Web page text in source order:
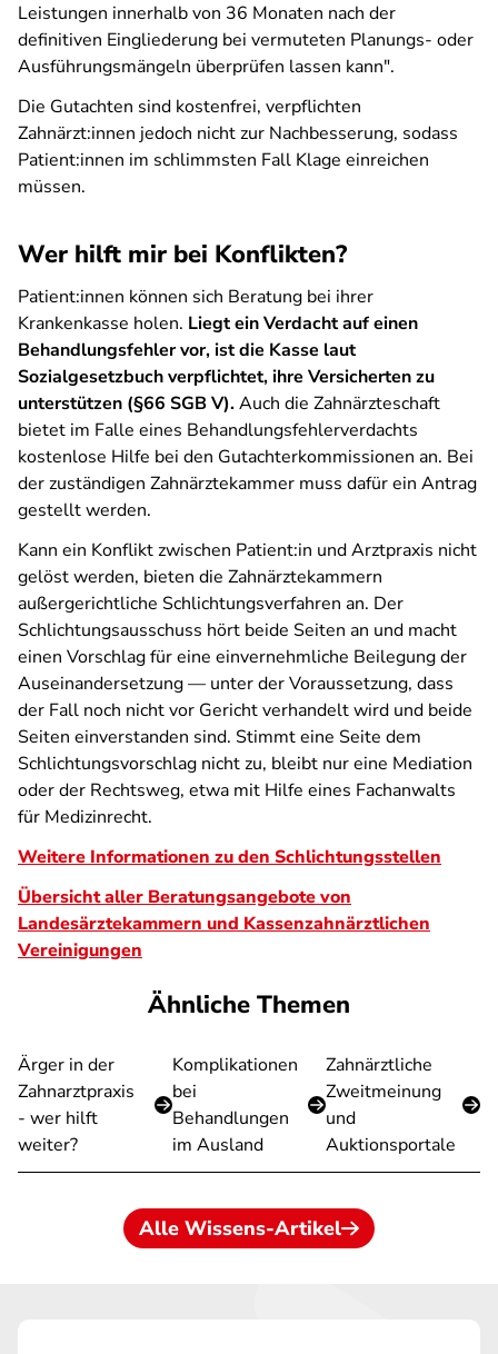
Leistungen innerhalb von 36 Monaten nach der
definitiven Eingliederung bei vermuteten Planungs- oder
Ausführungsmängeln überprüfen lassen kann".
Die Gutachten sind kostenfrei, verpflichten
Zahnärzt:innen jedoch nicht zur Nachbesserung, sodass
Patient:innen im schlimmsten Fall Klage einreichen
müssen.
Wer hilft mir bei Konflikten?
Patient:innen können sich Beratung bei ihrer
Krankenkasse holen. Liegt ein Verdacht auf einen
Behandlungsfehler vor, ist die Kasse laut
Sozialgesetzbuch verpflichtet, ihre Versicherten zu
unterstützen (§66 SGB V).Auch die Zahnärzteschaft
bietet im Falle eines Behandlungsfehlerverdachts
kostenlose Hilfe bei den Gutachterkommissionen an. Bei
der zuständigen Zahnärztekammer muss dafür ein Antrag
gestellt werden.
Kann ein Konflikt zwischen Patient:in und Arztpraxis nicht
gelöst werden, bieten die Zahnärztekammern
außergerichtliche Schlichtungsverfahren an. Der
Schlichtungsausschuss hört beide Seiten an und macht
einen Vorschlag für eine einvernehmliche Beilegung der
Auseinandersetzung — unter der Voraussetzung, dass
der Fall noch nicht vor Gericht verhandelt wird und beide
Seiten einverstanden sind. Stimmt eine Seite dem
Schlichtungsvorschlag nicht zu, bleibt nur eine Mediation
oder der Rechtsweg, etwa mit Hilfe eines Fachanwalts
für Medizinrecht.
Weitere Informationen zu den Schlichtungsstellen
Übersicht aller Beratungsangebote von
Landesärztekammern und Kassenzahnärztlichen
Vereinigungen
Ähnliche Themen
Ärger in der
Zahnarztpraxis
- wer hilft
weiter?
Komplikationen
bei
Behandlungen
im Ausland
Zahnärztliche
Zweitmeinung
und
Auktionsportale
Alle Wissens-Artikel